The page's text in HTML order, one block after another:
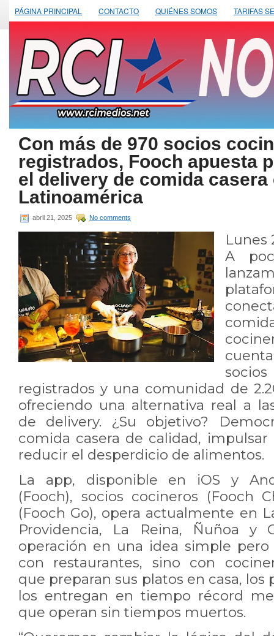
PÁGINA PRINCIPAL CONTACTO QUIÉNES SOMOS TARIFAS
Con más de 970 socios
registrados, Fooch apuesta
el delivery de comida casera
Latinoamérica
abril 21, 2025 No comments
Lunes
A
registrados y una comunidad de
ofreciendo una alternativa real a
de delivery. ¿Su objetivo?
comida casera de calidad,
reducir el desperdicio de alimentos.
La app, disponible en iOS y
(Fooch), socios cocineros (Fooch
(Fooch Go), opera actualmente en
Providencia, La Reina, Ñuñoa y
operación en una idea simple
con restaurantes, sino con
que preparan sus platos en casa, los
los entregan en tiempo récord
que operan sin tiempos muertos.